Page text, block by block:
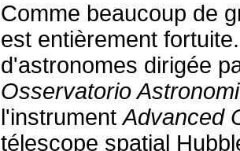
Comme beaucoup de
est entièrement
d'astronomes dirigée
Osservatorio
l'instrumentAdvanced
télescope spatial